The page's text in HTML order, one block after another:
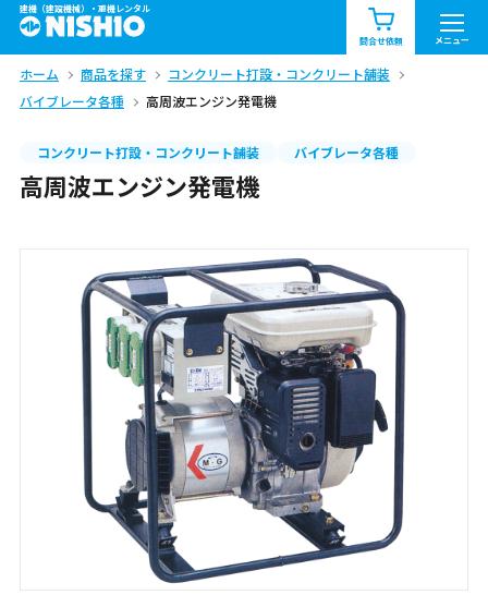
建機（建設機械）・重機レンタル
問合せ依頼 メニュー
商品一覧 お知らせ一覧
問合せ依頼リスト お問合せ
北海道 東北
九州・沖縄（外部）
ホーム 商品を探す
コンクリート打設・コンクリート舗装
バイブレータ各種
高周波エンジン発電機
コンクリート打設・コンクリート舗装 バイブレータ各種
高周波エンジン発電機